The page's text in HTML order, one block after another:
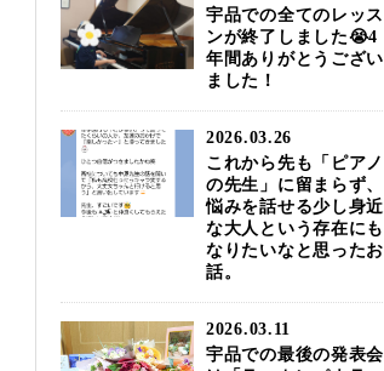
宇品での全てのレッス
ンが終了しました😭4
年間ありがとうござい
ました！
2026.03.26
これから先も「ピアノ
の先生」に留まらず、
悩みを話せる少し身近
な大人という存在にも
なりたいなと思ったお
話。
2026.03.11
宇品での最後の発表会